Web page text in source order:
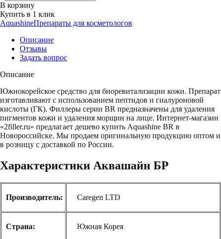
В корзину
Купить в 1 клик
AquashineПрепараты для косметологов
Описание
Отзывы
Задать вопрос
Описание
Южнокорейское средство для биоревитализации кожи. Препарат
изготавливают с использованием пептидов и гиалуроновой
кислоты (ГК). Филлеры серии BR предназначены для удаления
пигментов кожи и удаления морщин на лице. Интернет-магазин
«2filler.ru» предлагает дешево купить Aquashine BR в
Новороссийске. Мы продаем оригинальную продукцию оптом и
в розницу с доставкой по России.
Характеристики Аквашайн БР
Производитель: Caregen LTD
Страна: Южная Корея